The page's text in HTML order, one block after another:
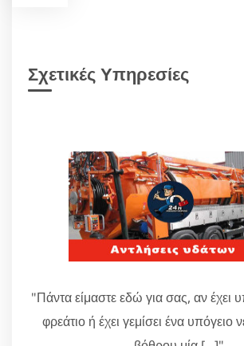
Σχετικές Υπηρεσίες
"Πάντα είμαστε εδώ για σας, αν έχει
φρεάτιο ή έχει γεμίσει ένα υπόγειο